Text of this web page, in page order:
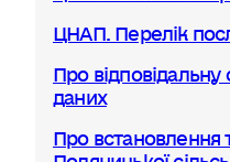
ЦНАП. Перелік
Про
даних
Про встановлення